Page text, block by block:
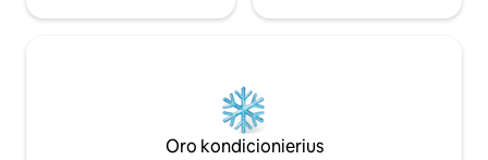
Oro kondicionierius